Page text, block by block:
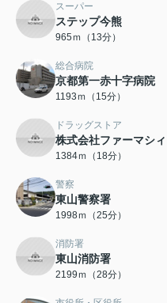
スーパー
ステップ今熊
965ｍ（13分）
総合病院
京都第一赤十字病院
1193ｍ（15分）
ドラッグストア
株式会社ファーマシ
1384ｍ（18分）
警察
東山警察署
1998ｍ（25分）
消防署
東山消防署
2199ｍ（28分）